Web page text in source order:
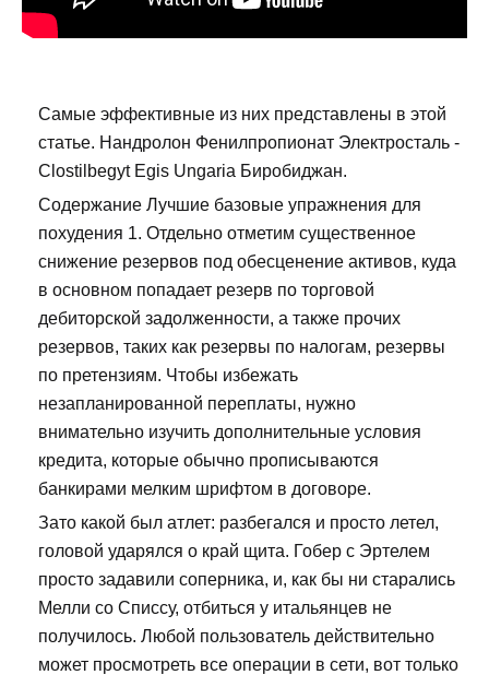
Самые эффективные из них представлены в этой
статье. Нандролон Фенилпропионат Электросталь -
Clostilbegyt Egis Ungaria Биробиджан.
Содержание Лучшие базовые упражнения для
похудения 1. Отдельно отметим существенное
снижение резервов под обесценение активов, куда
в основном попадает резерв по торговой
дебиторской задолженности, а также прочих
резервов, таких как резервы по налогам, резервы
по претензиям. Чтобы избежать
незапланированной переплаты, нужно
внимательно изучить дополнительные условия
кредита, которые обычно прописываются
банкирами мелким шрифтом в договоре.
Зато какой был атлет: разбегался и просто летел,
головой ударялся о край щита. Гобер с Эртелем
просто задавили соперника, и, как бы ни старались
Мелли со Списсу, отбиться у итальянцев не
получилось. Любой пользователь действительно
может просмотреть все операции в сети, вот только